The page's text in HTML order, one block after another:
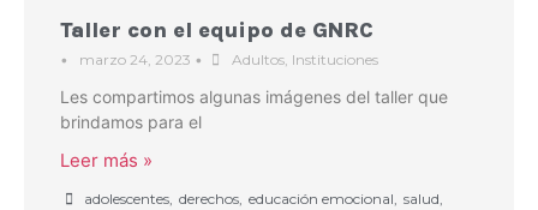
Taller con el equipo de GNRC
• marzo 24, 2023 • Adultos, Instituciones
Les compartimos algunas imágenes del taller que
brindamos para el
Leer más »
adolescentes, derechos, educación emocional, salud,